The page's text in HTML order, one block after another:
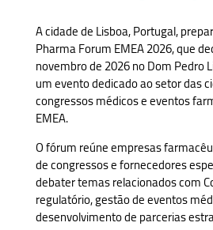
A cidade de Lisboa, Portugal,
Pharma Forum EMEA 2026, que
novembro de 2026 no Dom Pedro
um evento dedicado ao setor das
congressos médicos e eventos
EMEA.
O fórum reúne empresas
de congressos e fornecedores
debater temas relacionados com
regulatório, gestão de eventos
desenvolvimento de parcerias